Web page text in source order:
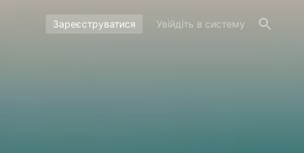
Зареєструватися Увійдіть в систему